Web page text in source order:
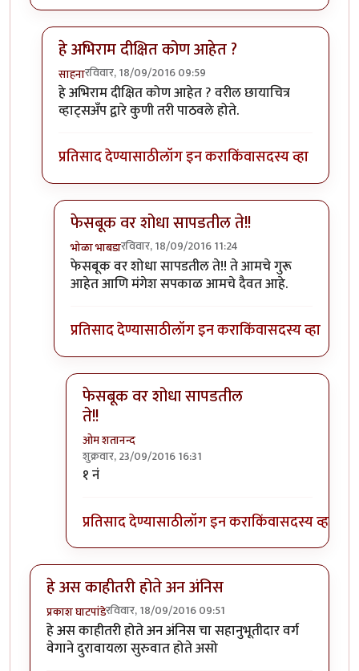
हे अभिराम दीक्षित कोण आहेत ?
साहनारविवार, 18/09/2016 09:59
In reply toसाहना हा आयडी अभिरामbyभोळा भाबडा
हे अभिराम दीक्षित कोण आहेत ? वरील छायाचित्र
व्हाट्सअँप द्वारे कुणी तरी पाठवले होते.
प्रतिसाद देण्यासाठीलॉग इन कराकिंवासदस्य व्हा
फेसबूक वर शोधा सापडतील ते!!
भोळा भाबडारविवार, 18/09/2016 11:24
In reply toहे अभिराम दीक्षित कोण आहेत ?by
फेसबूक वर शोधा सापडतील ते!! ते आमचे गुरू
आहेत आणि मंगेश सपकाळ आमचे दैवत आहे.
प्रतिसाद देण्यासाठीलॉग इन कराकिंवासदस्य व्हा
फेसबूक वर शोधा सापडतील
ते!!
ओम शतानन्द
शुक्रवार, 23/09/2016 16:31
In reply to
१ नं
प्रतिसाद देण्यासाठीलॉग इन कराकिंवासदस्य व्हा
हे अस काहीतरी होते अन अंनिस
प्रकाश घाटपांडेरविवार, 18/09/2016 09:51
हे अस काहीतरी होते अन अंनिस चा सहानुभूतीदार वर्ग
वेगाने दुरावायला सुरुवात होते असो